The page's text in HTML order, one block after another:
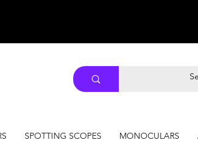
SPOTTING SCOPES MONOCULARS